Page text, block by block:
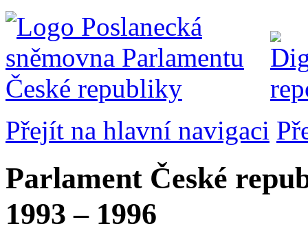
Přejít na hlavní navigaci
Parlament České
1993 – 1996